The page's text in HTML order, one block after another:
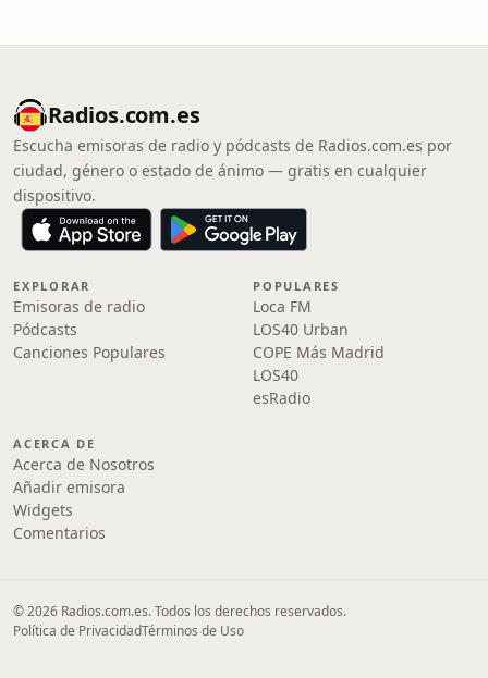
Radios.com.es
Escucha emisoras de radio y pódcasts de Radios.com.es por
ciudad, género o estado de ánimo — gratis en cualquier
dispositivo.
EXPLORAR
Emisoras de radio
Pódcasts
Canciones Populares
POPULARES
Loca FM
LOS40 Urban
COPE Más Madrid
LOS40
esRadio
ACERCA DE
Acerca de Nosotros
Añadir emisora
Widgets
Comentarios
© 2026 Radios.com.es. Todos los derechos reservados.
Política de PrivacidadTérminos de Uso